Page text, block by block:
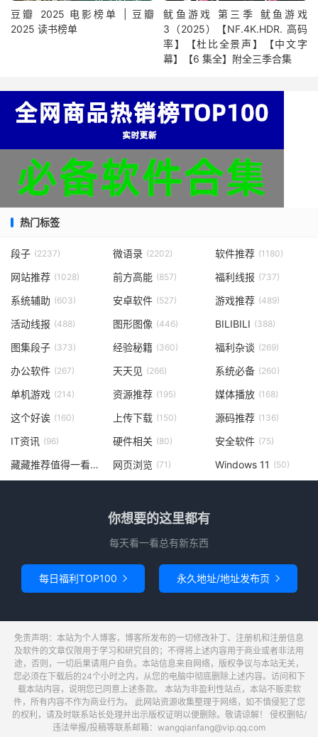
豆瓣 2025 电影榜单 | 豆瓣
2025 读书榜单
鱿鱼游戏 第三季 鱿鱼游戏
3（2025）【NF.4K.HDR. 高码
率】【杜比全景声】【中文字
幕】【6 集全】附全三季合集
热门标签
段子 (2237) 微语录 (2202) 软件推荐 (1180)
网站推荐 (1028) 前方高能 (857) 福利线报 (737)
系统辅助 (603) 安卓软件 (527) 游戏推荐 (489)
活动线报 (488) 图形图像 (446) BILIBILI (388)
图集段子 (373) 经验秘籍 (360) 福利杂谈 (269)
办公软件 (267) 天天见 (266) 系统必备 (260)
单机游戏 (214) 资源推荐 (195) 媒体播放 (168)
这个好诶 (160) 上传下载 (150) 源码推荐 (136)
IT资讯 (96) 硬件相关 (80) 安全软件 (75)
藏藏推荐值得一看(73) 网页浏览 (71) Windows 11 (50)
你想要的这里都有
每天看一看总有新东西
每日福利TOP100  永久地址/地址发布页 
免责声明：本站为个人博客，博客所发布的一切修改补丁、注册机和注册信息
及软件的文章仅限用于学习和研究目的；不得将上述内容用于商业或者非法用
途，否则，一切后果请用户自负。本站信息来自网络，版权争议与本站无关，
您必须在下载后的24个小时之内，从您的电脑中彻底删除上述内容。访问和下
载本站内容，说明您已同意上述条款。 本站为非盈利性站点，本站不贩卖软
件，所有内容不作为商业行为。 此网站资源收集整理于网络，如不慎侵犯了您
的权利，请及时联系站长处理并出示版权证明以便删除。敬请谅解！ 侵权删帖/
违法举报/投稿等联系邮箱：wangqianfang@vip.qq.com